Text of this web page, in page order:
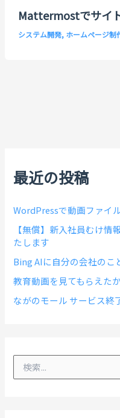
Mattermostでサイ
システム開発, ホームページ制
最近の投稿
WordPressで動画ファイ
【無償】新入社員むけ情
たします
Bing AIに自分の会社のこ
教育動画を見てもらえた
ながのモール サービス終
検